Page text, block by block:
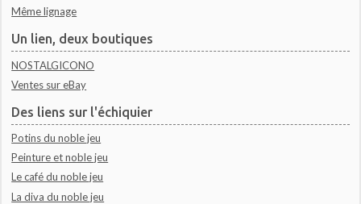
Même lignage
Un lien, deux boutiques
NOSTALGICONO
Ventes sur eBay
Des liens sur l'échiquier
Potins du noble jeu
Peinture et noble jeu
Le café du noble jeu
La diva du noble jeu